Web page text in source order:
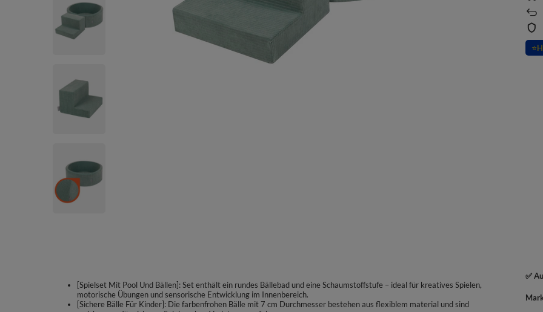
⭐
[Spielset Mit Pool Und Bällen]: Set enthält ein rundes Bällebad und eine Schaumstoffstufe – ideal für kreatives Spielen,
motorische Übungen und sensorische Entwicklung im Innenbereich.
[Sichere Bälle Für Kinder]: Die farbenfrohen Bälle mit 7 cm Durchmesser bestehen aus flexiblem material und sind
✅